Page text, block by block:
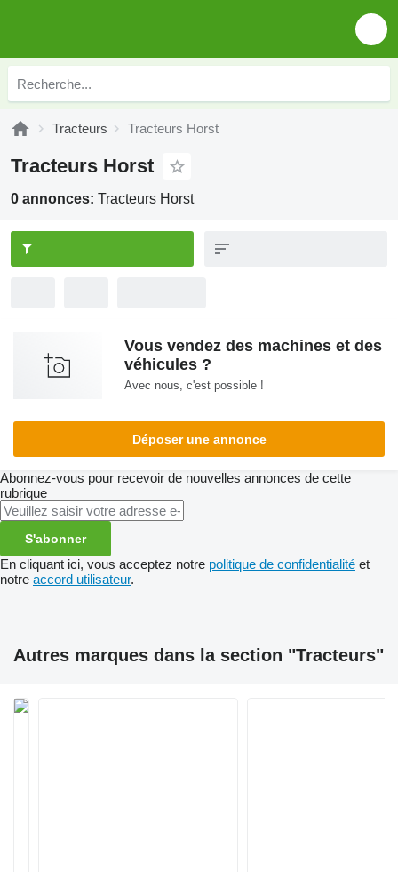
Tracteurs Tracteurs Horst
Tracteurs Horst
0 annonces: Tracteurs Horst
Vous vendez des machines et des
véhicules ?
Avec nous, c'est possible !
Déposer une annonce
Abonnez-vous pour recevoir de nouvelles annonces de cette
rubrique
S'abonner
En cliquant ici, vous acceptez notre politique de confidentialité et
notre accord utilisateur.
Autres marques dans la section "Tracteurs"